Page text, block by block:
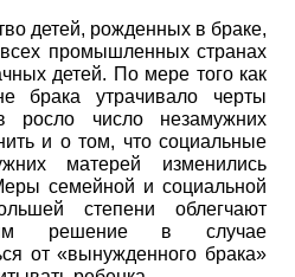
детей, рожденных в браке,
промышленных странах
детей. По мере того как
брака утрачивало черты
росло число незамужних
и о том, что социальные
матерей изменились
семейной и социальной
степени облегчают
решение в случае
от «вынужденного брака»